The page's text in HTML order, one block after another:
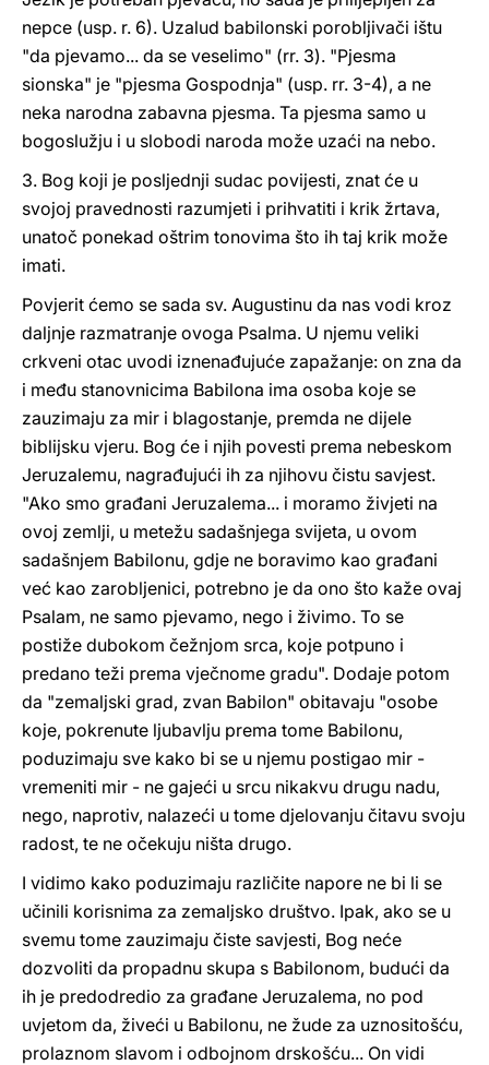
nepce (usp. r. 6). Uzalud babilonski porobljivači ištu
"da pjevamo... da se veselimo" (rr. 3). "Pjesma
sionska" je "pjesma Gospodnja" (usp. rr. 3-4), a ne
neka narodna zabavna pjesma. Ta pjesma samo u
bogoslužju i u slobodi naroda može uzaći na nebo.
3. Bog koji je posljednji sudac povijesti, znat će u
svojoj pravednosti razumjeti i prihvatiti i krik žrtava,
unatoč ponekad oštrim tonovima što ih taj krik može
imati.
Povjerit ćemo se sada sv. Augustinu da nas vodi kroz
daljnje razmatranje ovoga Psalma. U njemu veliki
crkveni otac uvodi iznenađujuće zapažanje: on zna da
i među stanovnicima Babilona ima osoba koje se
zauzimaju za mir i blagostanje, premda ne dijele
biblijsku vjeru. Bog će i njih povesti prema nebeskom
Jeruzalemu, nagrađujući ih za njihovu čistu savjest.
"Ako smo građani Jeruzalema... i moramo živjeti na
ovoj zemlji, u metežu sadašnjega svijeta, u ovom
sadašnjem Babilonu, gdje ne boravimo kao građani
već kao zarobljenici, potrebno je da ono što kaže ovaj
Psalam, ne samo pjevamo, nego i živimo. To se
postiže dubokom čežnjom srca, koje potpuno i
predano teži prema vječnome gradu". Dodaje potom
da "zemaljski grad, zvan Babilon" obitavaju "osobe
koje, pokrenute ljubavlju prema tome Babilonu,
poduzimaju sve kako bi se u njemu postigao mir -
vremeniti mir - ne gajeći u srcu nikakvu drugu nadu,
nego, naprotiv, nalazeći u tome djelovanju čitavu svoju
radost, te ne očekuju ništa drugo.
I vidimo kako poduzimaju različite napore ne bi li se
učinili korisnima za zemaljsko društvo. Ipak, ako se u
svemu tome zauzimaju čiste savjesti, Bog neće
dozvoliti da propadnu skupa s Babilonom, budući da
ih je predodredio za građane Jeruzalema, no pod
uvjetom da, živeći u Babilonu, ne žude za uznositošću,
prolaznom slavom i odbojnom drskošću... On vidi